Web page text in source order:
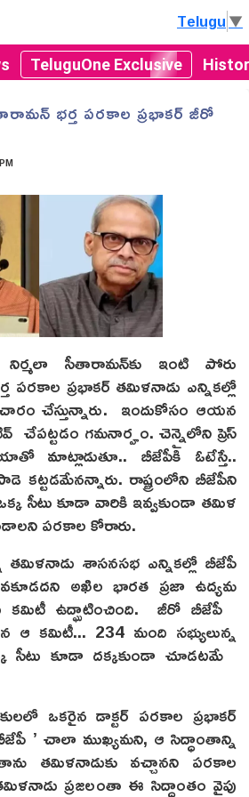
TeluguOne Exclusive
Telugu▼
భర్త పరకాల ప్రభాకర్ జీరో
నిర్మలా సీతారామన్‌కు ఇంటి పోరు
పరకాల ప్రభాకర్ తమిళనాడు ఎన్నికల్లో
చేస్తున్నారు. ఇందుకోసం ఆయన
గమనార్హం. చెన్నైలోని ప్రెస్
మాట్లాడుతూ.. బీజేపీకి ఓటేస్తే..
రాష్ట్రంలోని బీజేపీని
సీటు కూడా వారికి ఇవ్వకుండా తమిళ
పరకాల కోరారు.
తమిళనాడు శాసనసభ ఎన్నికల్లో బీజేపీ
అఖిల భారత ప్రజా ఉద్యమ
కమిటీ ఉద్ఘాటించింది. జీరో బీజేపీ
ఆ కమిటీ... 234 మంది సభ్యులున్న
సీటు కూడా దక్కకుండా చూడటమే
ఒకరైన డాక్టర్ పరకాల ప్రభాకర్
’ చాలా ముఖ్యమని, ఆ సిద్ధాంతాన్ని
తమిళనాడుకు వచ్చానని పరకాల
ప్రజలంతా ఈ సిద్ధాంతం వైపు